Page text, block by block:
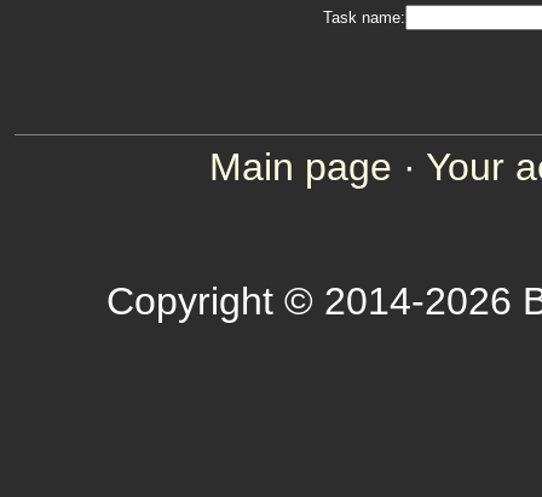
Task name:
Main page · Your
Copyright © 2014-2026